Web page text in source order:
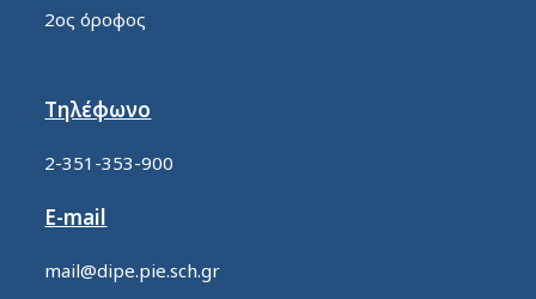
2ος όροφος
Τηλέφωνο
2-351-353-900
E-mail
mail@dipe.pie.sch.gr